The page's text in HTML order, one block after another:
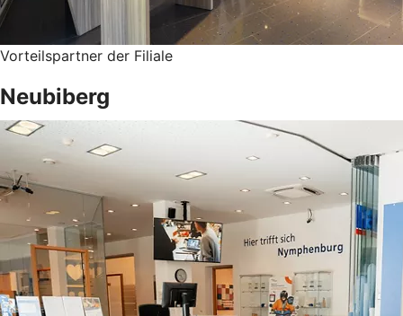
Vorteilspartner der Filiale
Neubiberg